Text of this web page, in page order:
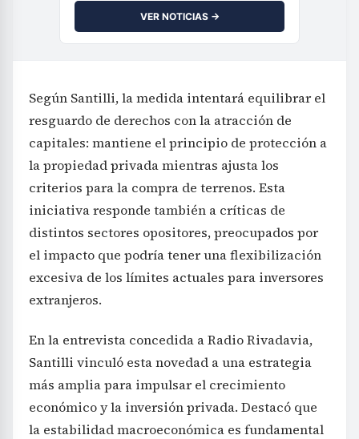
VER NOTICIAS →
Según Santilli, la medida intentará equilibrar el
resguardo de derechos con la atracción de
capitales: mantiene el principio de protección a
la propiedad privada mientras ajusta los
criterios para la compra de terrenos. Esta
iniciativa responde también a críticas de
distintos sectores opositores, preocupados por
el impacto que podría tener una flexibilización
excesiva de los límites actuales para inversores
extranjeros.
En la entrevista concedida a Radio Rivadavia,
Santilli vinculó esta novedad a una estrategia
más amplia para impulsar el crecimiento
económico y la inversión privada. Destacó que
la estabilidad macroeconómica es fundamental